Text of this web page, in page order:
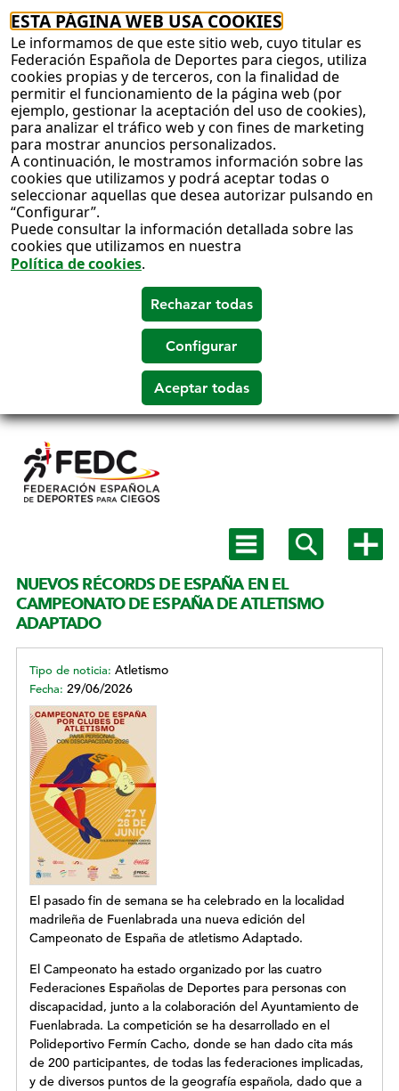
ESTA PÁGINA WEB USA COOKIES
Le informamos de que este sitio web, cuyo titular es
Federación Española de Deportes para ciegos, utiliza
cookies propias y de terceros, con la finalidad de
permitir el funcionamiento de la página web (por
ejemplo, gestionar la aceptación del uso de cookies),
para analizar el tráfico web y con fines de marketing
para mostrar anuncios personalizados.
A continuación, le mostramos información sobre las
cookies que utilizamos y podrá aceptar todas o
seleccionar aquellas que desea autorizar pulsando en
“Configurar”.
Puede consultar la información detallada sobre las
cookies que utilizamos en nuestra
Política de cookies.
Salto a
Mostrar
menú
principal
Mostrar
buscadormás
NUEVOS RÉCORDS DE ESPAÑA EN EL
CAMPEONATO DE ESPAÑA DE ATLETISMO
ADAPTADO
Tipo de noticia: Atletismo
Fecha: 29/06/2026
El pasado fin de semana se ha celebrado en la localidad
madrileña de Fuenlabrada una nueva edición del
Campeonato de España de atletismo Adaptado.
El Campeonato ha estado organizado por las cuatro
Federaciones Españolas de Deportes para personas con
discapacidad, junto a la colaboración del Ayuntamiento de
Fuenlabrada. La competición se ha desarrollado en el
Polideportivo Fermín Cacho, donde se han dado cita más
de 200 participantes, de todas las federaciones implicadas,
y de diversos puntos de la geografía española, dado que a